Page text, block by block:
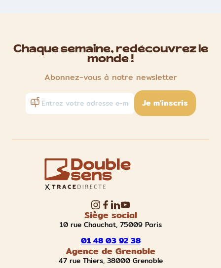
Chaque semaine, redécouvrez le
monde !
Abonnez-vous à notre newsletter
Je m'inscris
Siège social
10 rue Chauchat, 75009 Paris
01 48 03 92 38
Agence de Grenoble
47 rue Thiers, 38000 Grenoble